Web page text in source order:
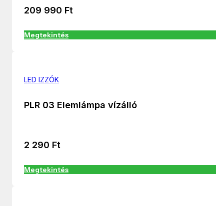
209 990 Ft
Megtekintés
LED IZZÓK
PLR 03 Elemlámpa vízálló
2 290 Ft
Megtekintés